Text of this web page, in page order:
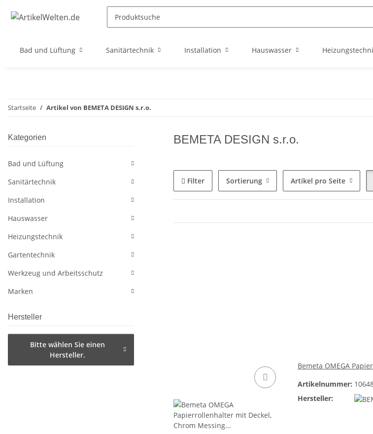
Bad und Lüftung Sanitärtechnik Installation Hauswasser
Startseite Artikel von BEMETA DESIGN s.r.o.
BEMETA DESIGN s.r.o.
Filter Sortierung Artikel pro Seite
Bemeta OMEGA
Artikelnummer:
Hersteller:
Kategorien
Bad und Lüftung
Sanitärtechnik
Installation
Hauswasser
Heizungstechnik
Gartentechnik
Werkzeug und Arbeitsschutz
Marken
Hersteller
Bitte wählen Sie einen
Hersteller.